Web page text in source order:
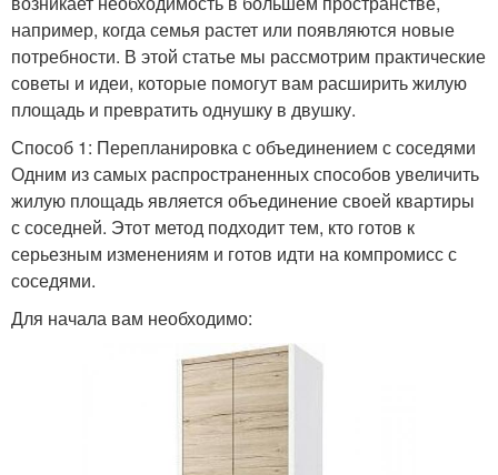
например, когда семья растет или появляются новые
потребности. В этой статье мы рассмотрим практические
советы и идеи, которые помогут вам расширить жилую
площадь и превратить однушку в двушку.
Способ 1: Перепланировка с объединением с соседями
Одним из самых распространенных способов увеличить
жилую площадь является объединение своей квартиры
с соседней. Этот метод подходит тем, кто готов к
серьезным изменениям и готов идти на компромисс с
соседями.
Для начала вам необходимо: